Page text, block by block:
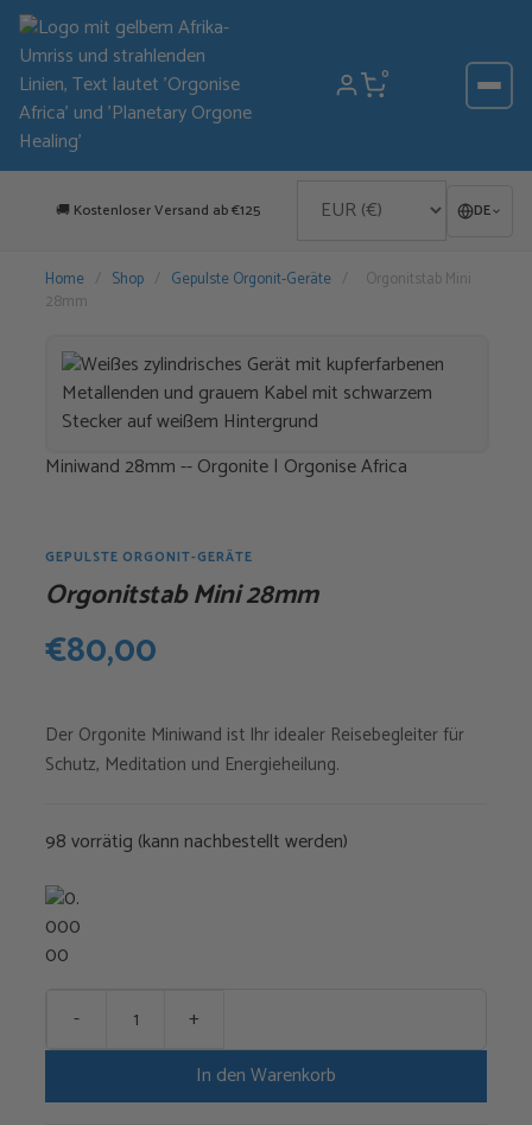
Zum
Inhalt
springen
0
🚚 Kostenloser Versand ab €125 DE
Home / Shop / Gepulste Orgonit-Geräte /
Orgonitstab Mini
28mm
Miniwand 28mm -- Orgonite | Orgonise Africa
GEPULSTE ORGONIT-GERÄTE
Orgonitstab Mini 28mm
€80,00
Der Orgonite Miniwand ist Ihr idealer Reisebegleiter für
Schutz, Meditation und Energieheilung.
98 vorrätig (kann nachbestellt werden)
-
Orgonitstab
Mini
+
In den Warenkorb